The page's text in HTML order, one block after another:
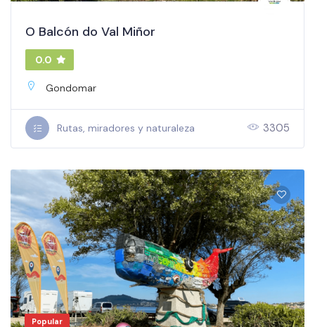
O Balcón do Val Miñor
0.0
Gondomar
Rutas, miradores y naturaleza 3305
Popular